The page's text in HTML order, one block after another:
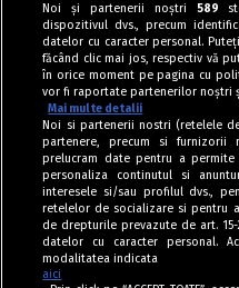
Noi și partenerii noștri 589
dispozitivul dvs., precum
datelor cu caracter personal.
făcând clic mai jos, respectiv vă
în orice moment pe pagina cu
vor fi raportate partenerilor noștri
Mai multe detalii
Noi si partenerii nostri (retelele
partenere, precum si
prelucram date pentru a
personaliza continutul si
interesele si/sau profilul dvs.,
retelelor de socializare si pentru
de drepturile prevazute de art.
datelor cu caracter personal.
modalitatea indicata
aici